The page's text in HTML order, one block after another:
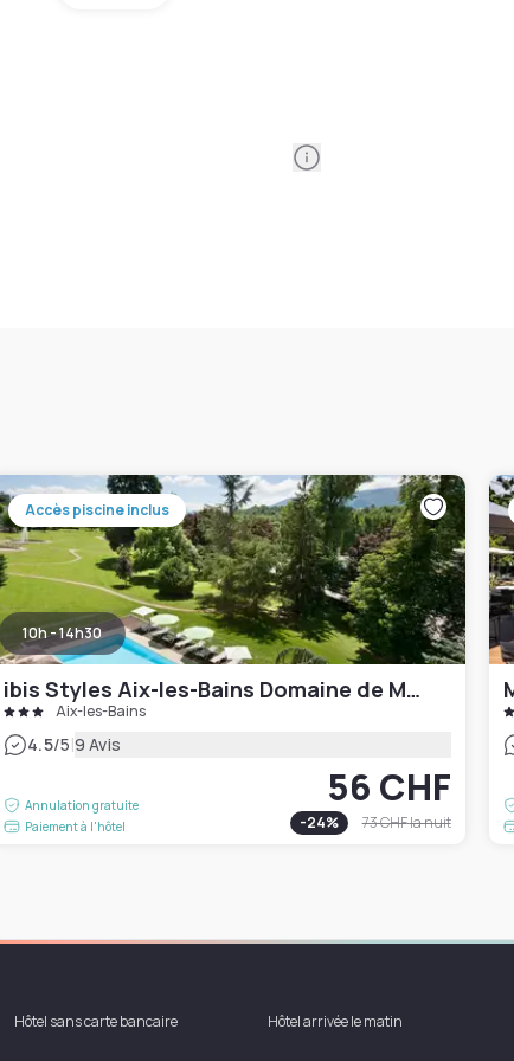
Information
Accès piscine inclus
10h - 14h30
ibis Styles Aix-les-Bains Domaine de Marlioz
Aix-les-Bains
4.5/5|9 Avis
Annulation gratuite
Paiement à l'hôtel
56 CHF
-24% 73 CHFla nuit
Hôtel sans carte bancaire Hôtel arrivée le matin